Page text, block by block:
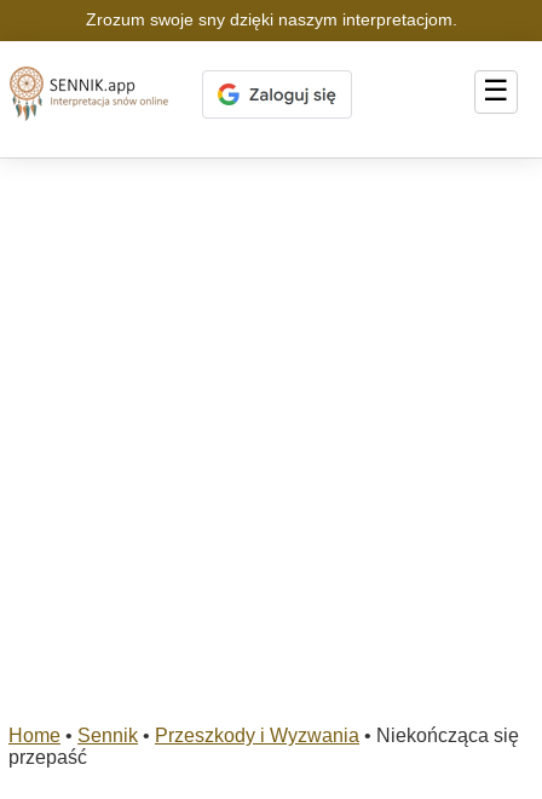
Zrozum swoje sny dzięki naszym interpretacjom.
☰
Home • Sennik • Przeszkody i Wyzwania • Niekończąca się
przepaść